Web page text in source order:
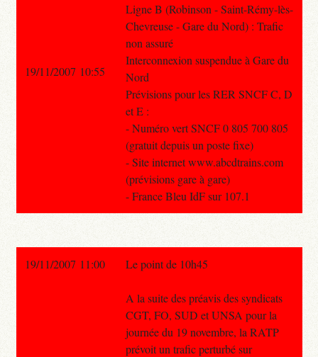
Ligne B (Robinson - Saint-Rémy-lès-
Chevreuse - Gare du Nord) : Trafic
non assuré
Interconnexion suspendue à Gare du
Nord
Prévisions pour les RER SNCF C, D
et E :
- Numéro vert SNCF 0 805 700 805
(gratuit depuis un poste fixe)
- Site internet www.abcdtrains.com
(prévisions gare à gare)
- France Bleu IdF sur 107.1
19/11/2007 10:55
19/11/2007 11:00 Le point de 10h45
A la suite des préavis des syndicats
CGT, FO, SUD et UNSA pour la
journée du 19 novembre, la RATP
prévoit un trafic perturbé sur